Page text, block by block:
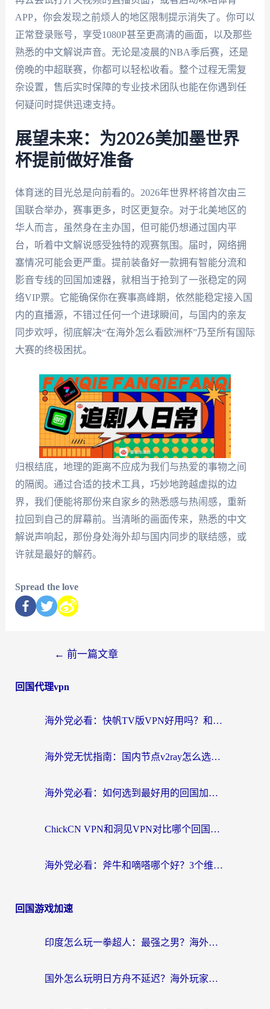
APP，你会发现之前烦人的地区限制提示消失了。你可以
正常登录账号，享受1080P甚至更高清的画面，以及那些
熟悉的中文解说声音。无论是凌晨的NBA季后赛，还是
傍晚的中超联赛，你都可以轻松收看。整个过程无需复
杂设置，售后实时保障的专业技术团队也能在你遇到任
何疑问时提供迅速支持。
展望未来：为2026美加墨世界
杯提前做好准备
体育迷的目光总是向前看的。2026年世界杯将首次由三
国联合举办，赛事更多，时区更复杂。对于北美地区的
华人而言，虽然身在主办国，但可能仍想通过国内平
台，听着中文解说感受独特的观赛氛围。届时，网络拥
塞情况可能会更严重。提前装备好一款拥有智能分流和
影音专线的回国加速器，就相当于抢到了一张稳定的网
络VIP票。它能确保你在赛事高峰期，依然能稳定接入国
内的直播源，不错过任何一个进球瞬间，与国内的亲友
同步欢呼，彻底解决“在海外怎么看欧洲杯”乃至所有国际
大赛的终极困扰。
归根结底，地理的距离不应成为我们与热爱的事物之间
的隔阂。通过合适的技术工具，巧妙地跨越虚拟的边
界，我们便能将那份来自家乡的熟悉感与热闹感，重新
拉回到自己的屏幕前。当清晰的画面传来，熟悉的中文
解说声响起，那份身处海外却与国内同步的联结感，或
许就是最好的解药。
Spread the love
← 前一篇文章
回国代理vpn
海外党必看：快帆TV版VPN好用吗？和快游VPN对比哪个回国效果更好？附实用避坑指南
海外党无忧指南：国内节点v2ray怎么选？一键回国VPN+多场景实测帮你避坑
海外党必看：如何选到最好用的回国加速器？从节点到售后的全维度指南
ChickCN VPN和洞见VPN对比哪个回国效果更好？海外党亲测3款加速器+避坑指南
海外党必看：斧牛和嘀嗒哪个好？3个维度教你选对回国加速器
回国游戏加速
印度怎么玩一拳超人：最强之男？海外党国服游戏加速避坑指南
国外怎么玩明日方舟不延迟？海外玩家国服游戏加速终极指南（附DNF梦幻诛仙解决方案）